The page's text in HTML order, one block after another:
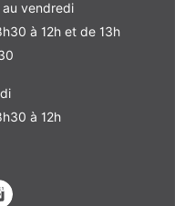
au vendredi
à 12h et de 13h
à 12h